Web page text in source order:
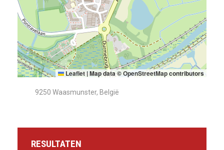
Leaflet |Map data ©OpenStreetMapcontributors
9250 Waasmunster, België
RESULTATEN